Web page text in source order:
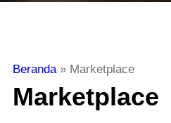
Beranda» Marketplace
Marketplace